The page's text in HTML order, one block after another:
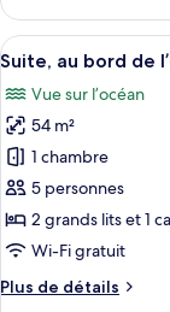
l’océan
(SWIM-
POOL
DECK
LEVEL
QUEEN)
Suite,
au
bord
l’océan
(SWIM-
UP
POOL
DECK
LEVEL
QUEEN)
Afficher
toutes
les
photos
pour
ce
type
de
chambre :
Suite,
10
Suite, au bord de
Vue sur l’océan
54 m²
1 chambre
5 personnes
2 grands lits et 1
Wi-Fi gratuit
Plus de détails
Plus